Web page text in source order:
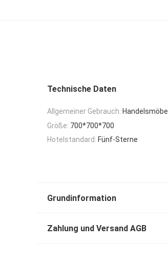
Technische Daten
Allgemeiner Gebrauch: Handelsmöbel
Größe: 700*700*700
Hotelstandard: Fünf-Sterne
Grundinformation
Zahlung und Versand AGB